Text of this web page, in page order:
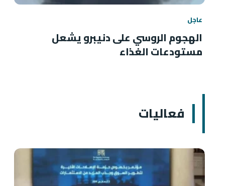
عاجل
الهجوم الروسي على دنيبرو يشعل
مستودعات الغذاء
فعاليات